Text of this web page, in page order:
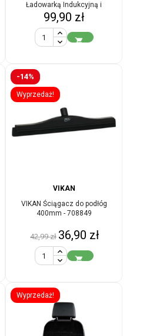
Ładowarką Indukcyjną i
Ruchomą Cewką
Cena
99,90 zł

-14%
Wyprzedaż!
VIKAN
VIKAN Ściągacz do podłóg
400mm - 708849
Cena
podstawowa
42,99 zł Cena
36,90 zł

Wyprzedaż!